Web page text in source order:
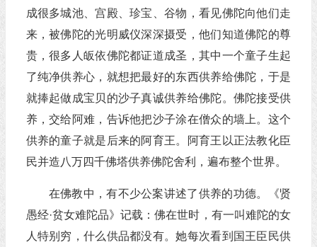
成很多城池、宫殿、珍宝、谷物，看见佛陀向他们走
来，被佛陀的光明威仪深深摄受，他们知道佛陀的尊
贵，很多人皈依佛陀都证道成圣，其中一个童子生起
了纯净供养心，就想把最好的东西供养给佛陀，于是
就捧起做成宝贝的沙子真诚供养给佛陀。佛陀接受供
养，交给阿难，告诉他把沙子涂在僧众的墙上。这个
供养的童子就是后来的阿育王。阿育王以正法教化臣
民并造八万四千佛塔供养佛陀舍利，遍布整个世界。
在佛教中，有不少公案讲述了供养的功德。《贤
愚经·贫女难陀品》记载：佛在世时，有一叫难陀的女
人特别穷，什么供品都没有。她每次看到国王臣民供